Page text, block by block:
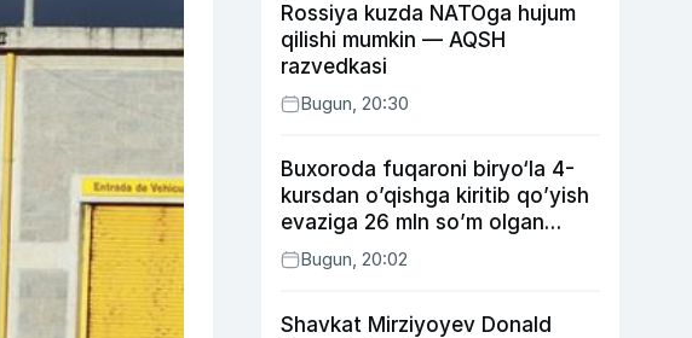
Rossiya kuzda NATOga hujum
qilishi mumkin — AQSH
razvedkasi
Bugun, 20:30
Buxoroda fuqaroni biryo‘la 4-
kursdan o’qishga kiritib qo’yish
evaziga 26 mln so’m olgan
shaxs ushlandi
Bugun, 20:02
Shavkat Mirziyoyev Donald